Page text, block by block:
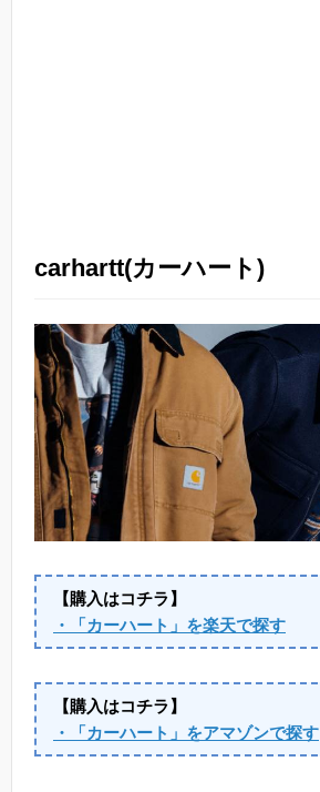
carhartt(カーハート)
【購入はコチラ】
・「カーハート」を楽天で探す
【購入はコチラ】
・「カーハート」をアマゾンで探す